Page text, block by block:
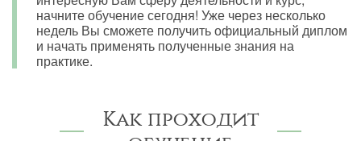
начните обучение сегодня! Уже через несколько
недель Вы сможете получить официальный диплом
и начать применять полученные знания на
практике.
Как проходит